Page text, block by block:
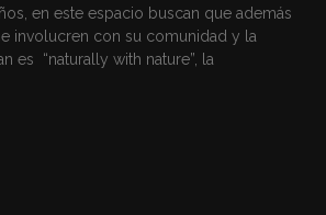
en este espacio buscan que además
involucren con su comunidad y la
es “naturally with nature”, la